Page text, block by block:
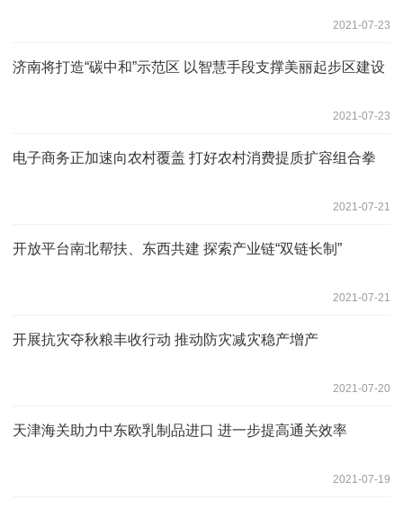
2021-07-23
济南将打造“碳中和”示范区 以智慧手段支撑美丽起步区建设
2021-07-23
电子商务正加速向农村覆盖 打好农村消费提质扩容组合拳
2021-07-21
开放平台南北帮扶、东西共建 探索产业链“双链长制”
2021-07-21
开展抗灾夺秋粮丰收行动 推动防灾减灾稳产增产
2021-07-20
天津海关助力中东欧乳制品进口 进一步提高通关效率
2021-07-19